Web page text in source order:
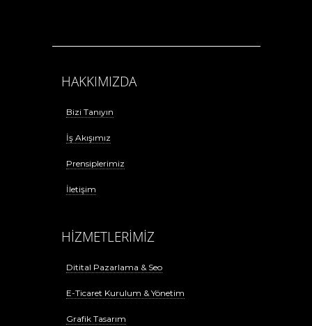
HAKKIMIZDA
Bizi Tanıyın
İş Akışımız
Prensiplerimiz
İletişim
HİZMETLERİMİZ
Ditital Pazarlama & Seo
E-Ticaret Kurulum & Yönetim
Grafik Tasarım